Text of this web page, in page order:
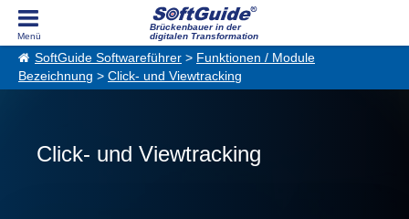
Brückenbauer in der
digitalen Transformation
SoftGuide Softwareführer > Funktionen / Module
Bezeichnung > Click- und Viewtracking
Click- und Viewtracking